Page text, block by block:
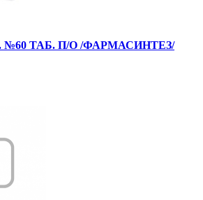
№60 ТАБ. П/О /ФАРМАСИНТЕЗ/